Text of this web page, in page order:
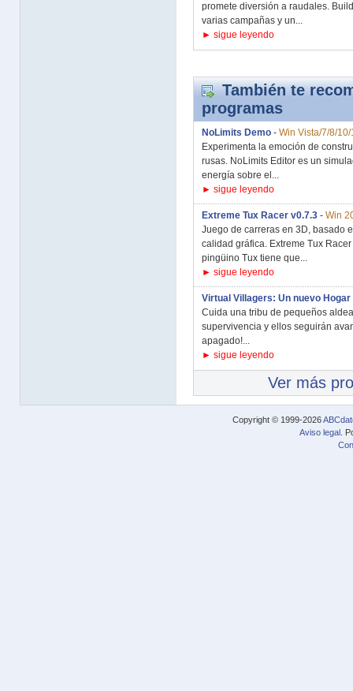
promete diversión a raudales.
varias campañas y un...
► sigue leyendo
También te
programas
NoLimits Demo - Win Vista/7/8/10/
Experimenta la emoción de
rusas. NoLimits Editor es un
energía sobre el...
► sigue leyendo
Extreme Tux Racer v0.7.3 - Win
Juego de carreras en 3D, basado
calidad gráfica. Extreme Tux
pingüino Tux tiene que...
► sigue leyendo
Virtual Villagers: Un nuevo Hogar
Cuida una tribu de pequeños
supervivencia y ellos seguirán
apagado!...
► sigue leyendo
Ver más
Copyright © 1999-2026
Aviso legal .